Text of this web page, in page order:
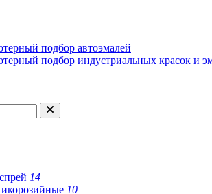
подбор автоэмалей
подбор индустриальных красок и
14
10